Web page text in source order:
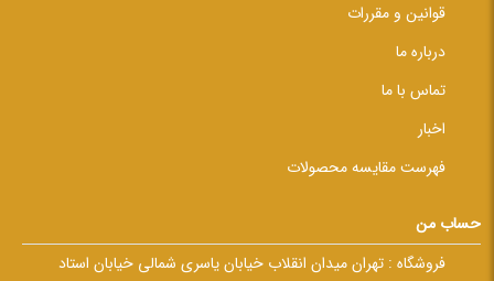
قوانین و مقررات
درباره ما
تماس با ما
اخبار
فهرست مقایسه محصولات
حساب من
فروشگاه : تهران میدان انقلاب خیابان یاسری شمالی خیابان استاد